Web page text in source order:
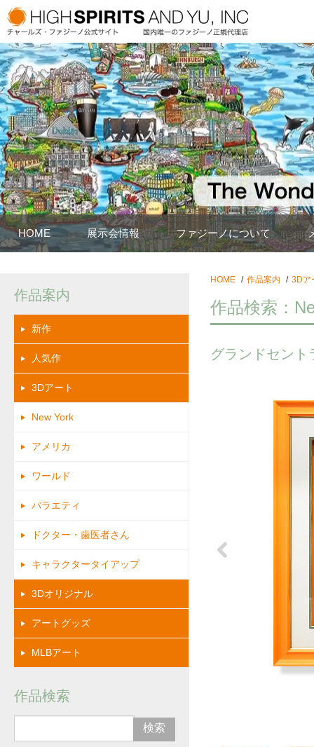
HOME 展示会情報 ファジーノについて
HOME 作品案内 3Dア
作品検索：
グランドセン
像
作品案内
新作
人気作
3Dアート
New York
アメリカ
ワールド
バラエティ
ドクター・歯医者さん
キャラクタータイアップ
3Dオリジナル
アートグッズ
MLBアート
作品検索